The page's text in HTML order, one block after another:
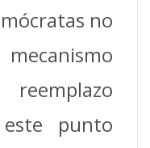
no
punto